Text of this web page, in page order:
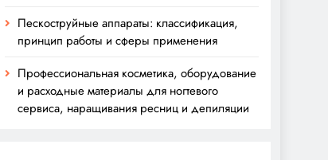
Пескоструйные аппараты: классификация,
принцип работы и сферы применения
Профессиональная косметика, оборудование
и расходные материалы для ногтевого
сервиса, наращивания ресниц и депиляции